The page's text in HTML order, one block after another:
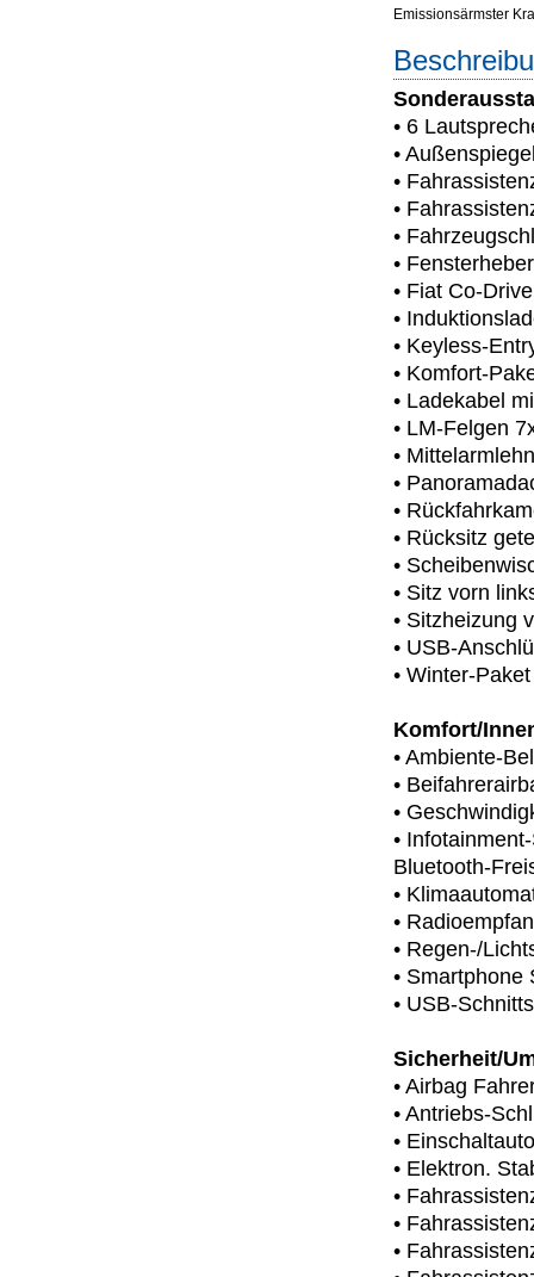
Emissionsärmster
• 6
•
•
•
•
•
• Fiat Co-
•
• Keyless-
• Komfort-
• Ladekabel
• LM-Felgen
•
•
•
• Rücksitz
•
• Sitz vorn
• Sitzheizung
• USB-
• Winter-Paket
Komfort/
• Ambiente-
•
•
•
Bluetooth-
•
•
• Regen-/
• Smartphone
• USB-
Sicherheit/
• Airbag
• Antriebs-
•
• Elektron.
•
•
•